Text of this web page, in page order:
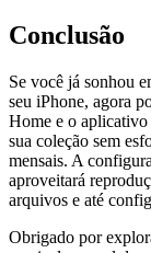
Conclusão
Se você já sonhou
seu iPhone, agora
Home e o
sua coleção sem
mensais. A
aproveitará
arquivos e até
Obrigado por